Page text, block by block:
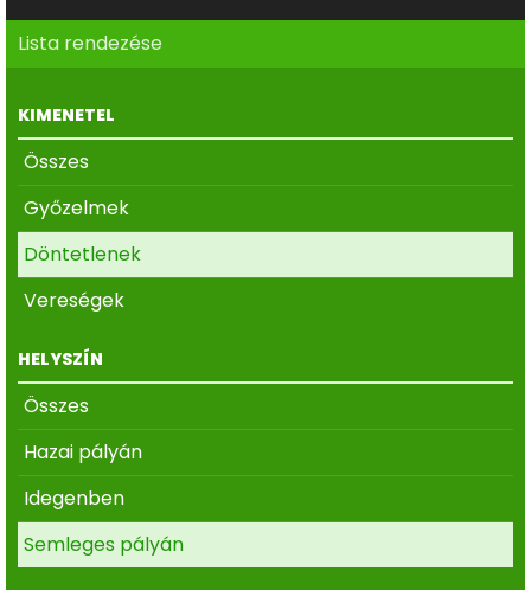
Lista rendezése
KIMENETEL
Összes
Győzelmek
Döntetlenek
Vereségek
HELYSZÍN
Összes
Hazai pályán
Idegenben
Semleges pályán